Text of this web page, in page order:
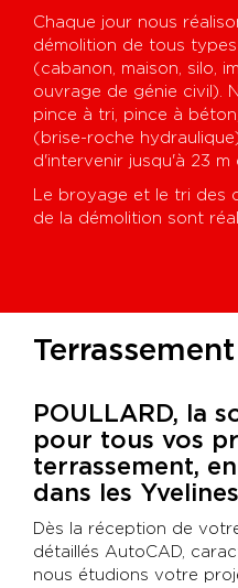
Chaque jour nous
démolition de tous
(cabanon, maison, silo,
ouvrage de génie civil).
pince à tri, pince à
(brise-roche
d'intervenir jusqu'à 23 m
Le broyage et le tri des
de la démolition sont
Terrassement
POULLARD, la
pour tous vos
terrassement,
dans les
Dès la réception de
détaillés AutoCAD,
nous étudions votre